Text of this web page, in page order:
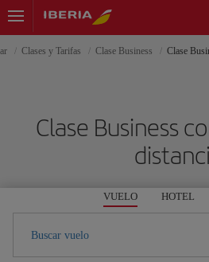
Clases y Tarifas Clase Business Clase
Clase Business
VUELO HOTEL
Buscar vuelo